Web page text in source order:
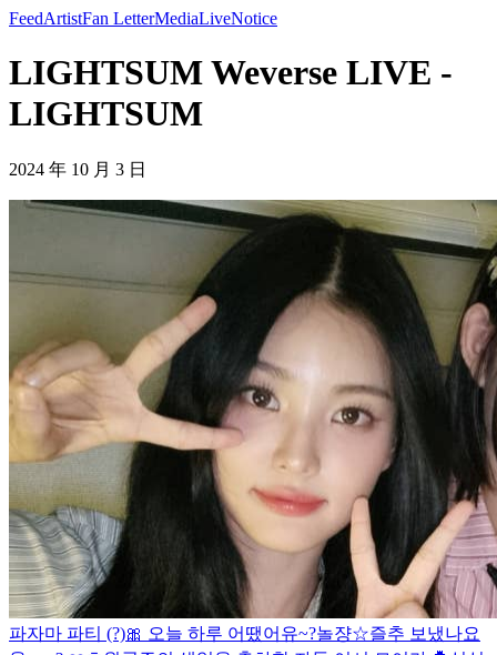
FeedArtistFan LetterMediaLiveNotice
LIGHTSUM Weverse LIVE -
LIGHTSUM
2024 年 10 月 3 日
파자마 파티 (?)🎀 오늘 하루 어땠어유~?놀쟝☆즐추 보냈나요